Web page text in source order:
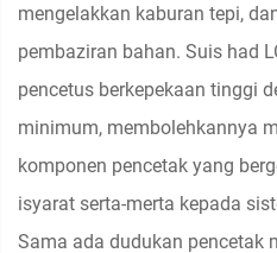
mengelakkan kaburan tepi,
pembaziran bahan. Suis had
pencetus berkepekaan tinggi
minimum, membolehkannya
komponen pencetak yang
isyarat serta-merta kepada
Sama ada dudukan pencetak